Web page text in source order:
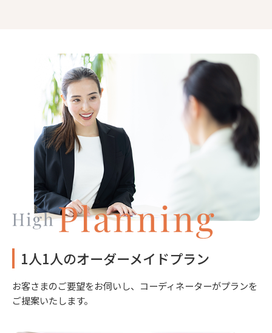
1人1人のオーダーメイドプラン
お客さまのご要望をお伺いし、コーディネーターがプランを
ご提案いたします。